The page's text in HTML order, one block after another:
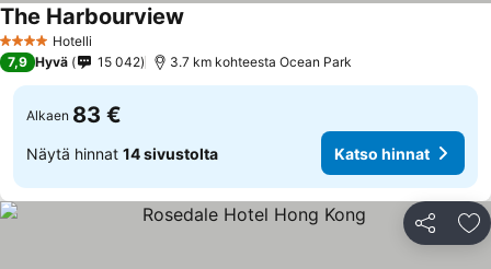
4 Tähtiluokitus
Hotelli
The Harbourview
7,9 Hyvä 15 042 3.7 km kohteesta Ocean Park
Alkaen 83 €
Näytä hinnat 14 sivustolta Katso hinnat
Jaa